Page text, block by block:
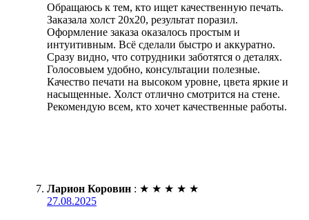
Обращаюсь к тем, кто ищет качественную печать.
Заказала холст 20х20, результат поразил.
Оформление заказа оказалось простым и
интуитивным. Всё сделали быстро и аккуратно.
Сразу видно, что сотрудники заботятся о деталях.
Голосовыем удобно, консультации полезные.
Качество печати на высоком уровне, цвета яркие и
насыщенные. Холст отлично смотрится на стене.
Рекомендую всем, кто хочет качественные работы.
Ларион Коровин : ★ ★ ★ ★ ★
27.08.2025